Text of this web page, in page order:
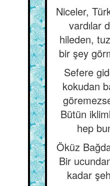
Niceler,
vardılar
hileden,
bir şey
Sefere
kokudan
Bütün
hep
Öküz
Bir
kadar